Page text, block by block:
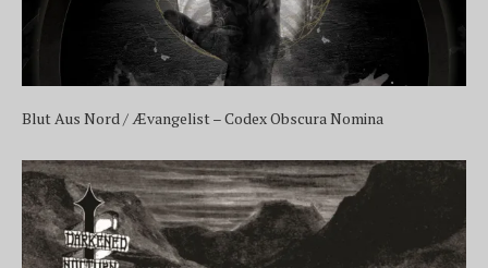
Blut Aus Nord / Ævangelist – Codex Obscura Nomina